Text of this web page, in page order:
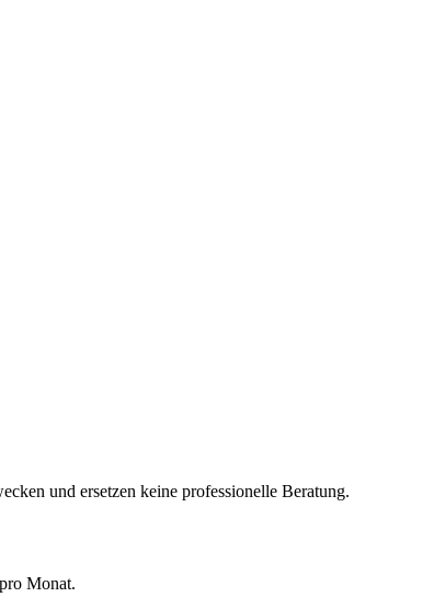
und ersetzen keine professionelle Beratung.
pro Monat.